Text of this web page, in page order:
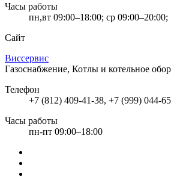
Часы работы
пн,вт 09:00–18:00; ср 09:00–20:00;
Сайт
Виссервис
Газоснабжение, Котлы и котельное
Телефон
+7 (812) 409-41-38, +7 (999) 044-
Часы работы
пн-пт 09:00–18:00